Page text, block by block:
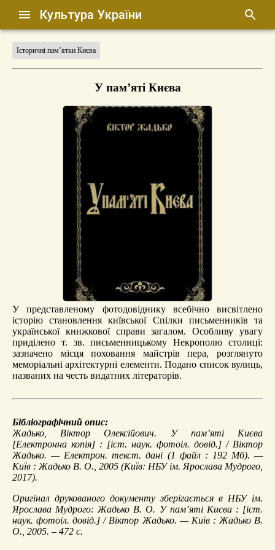
Культура України
Історичні пам’ятки Києва
У пам’яті Києва
У представленому фотодовіднику всебічно висвітлено
історію становлення київської Спілки письменників та
української книжкової справи загалом. Особливу увагу
приділено т. зв. письменницькому Некрополю столиці:
зазначено місця поховання майстрів пера, розглянуто
меморіальні архітектурні елементи. Подано список вулиць,
названих на честь видатних літераторів.
Бібліографічний опис:
Жадько, Віктор Олексійович. У пам’яті Києва
[Електронна копія] : [іст. наук. фотоіл. довід.] / Віктор
Жадько. — Електрон. текст. дані (1 файл : 192 Мб). —
Київ : Жадько В. О., 2005 (Київ: НБУ ім. Ярослава Мудрого,
2017).
Оригінал друкованого документу зберігається в НБУ ім.
Ярослава Мудрого: Жадько В. О. У пам’яті Києва : [іст.
наук. фотоіл. довід.] / Віктор Жадько. — Київ : Жадько В.
О., 2005. – 472 с.